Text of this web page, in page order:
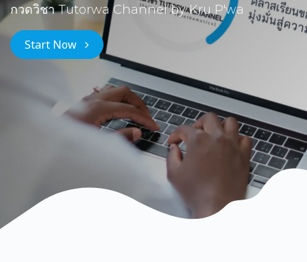
กวดวิชา Tutorwa Channel by Kru P'wa
Start Now